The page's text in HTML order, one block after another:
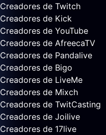
Creadores de Twitch
Creadores de Kick
Creadores de YouTube
Creadores de AfreecaTV
Creadores de Pandalive
Creadores de Bigo
Creadores de LiveMe
Creadores de Mixch
Creadores de TwitCasting
Creadores de Joilive
Creadores de 17live